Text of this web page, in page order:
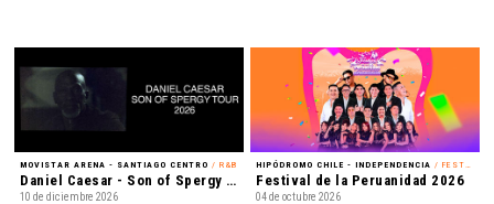
MOVISTAR ARENA - SANTIAGO CENTRO / R&B
Daniel Caesar - Son of Spergy Tour 2026
10 de diciembre 2026
HIPÓDROMO CHILE - INDEPENDENCIA / FESTIVAL
Festival de la Peruanidad 2026
04 de octubre 2026